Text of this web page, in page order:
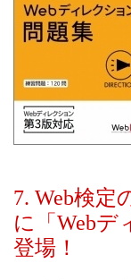
7. Web検定
に「Webデ
登場！